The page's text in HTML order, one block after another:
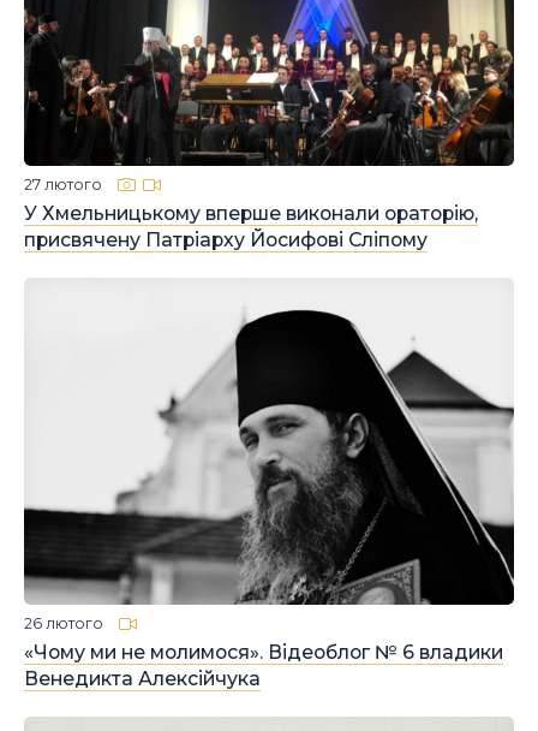
У Хмельницькому вперше виконали ораторію,
присвячену Патріарху Йосифові Сліпому
27 лютого
«Чому ми не молимося». Відеоблог № 6 владики
Венедикта Алексійчука
26 лютого